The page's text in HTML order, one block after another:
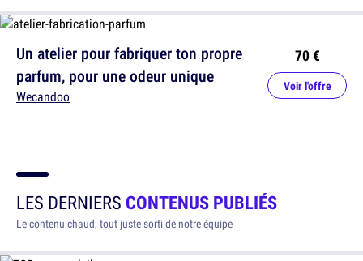
Un atelier pour fabriquer ton propre
parfum, pour une odeur unique
Wecandoo
70 €
Voir l'offre
LES DERNIERS CONTENUS PUBLIÉS
Le contenu chaud, tout juste sorti de notre équipe